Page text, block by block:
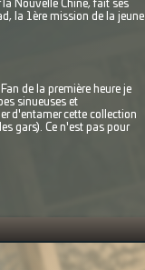
Nouvelle Chine, fait ses
la 1ère mission de la jeune
de la première heure je
sinueuses et
d'entamer cette collection
gars). Ce n'est pas pour